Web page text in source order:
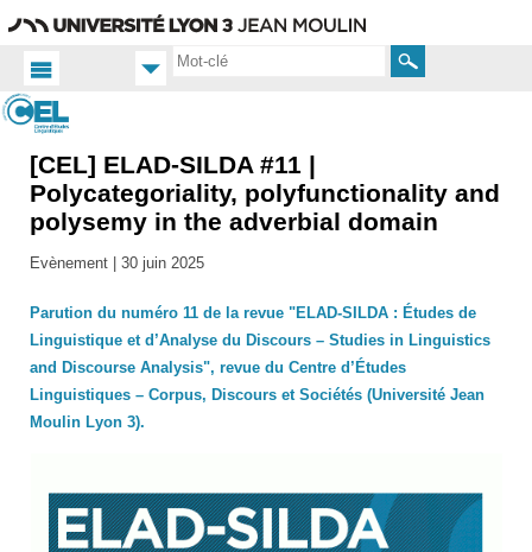
Rechercher
Accueil
FR
Actualités
les actus
[CEL] ELAD-SILDA #11 |
Polycategoriality, polyfunctionality and
polysemy in the adverbial domain
Evènement | 30 juin 2025
Parution du numéro 11 de la revue "ELAD-SILDA : Études de
Linguistique et d’Analyse du Discours – Studies in Linguistics
and Discourse Analysis", revue du Centre d’Études
Linguistiques – Corpus, Discours et Sociétés (Université Jean
Moulin Lyon 3).